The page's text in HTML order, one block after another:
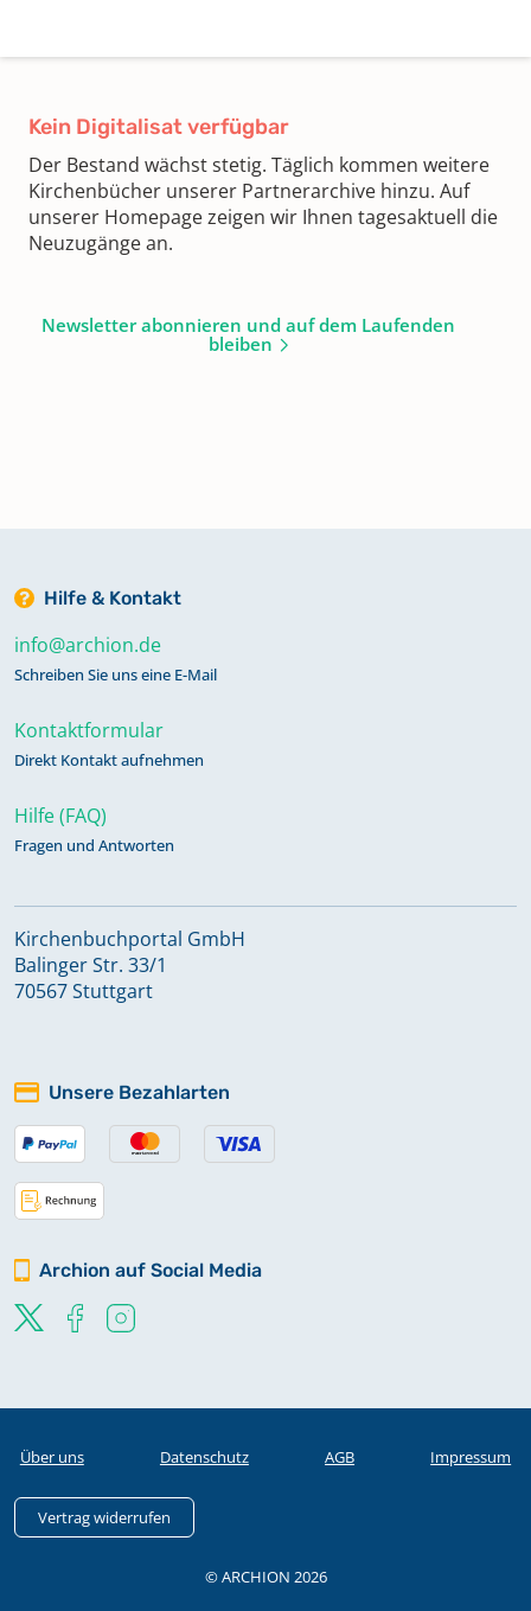
Kein Digitalisat verfügbar
Der Bestand wächst stetig. Täglich kommen weitere
Kirchenbücher unserer Partnerarchive hinzu. Auf
unserer Homepage zeigen wir Ihnen tagesaktuell die
Neuzugänge an.
Newsletter abonnieren und auf dem Laufenden
bleiben
Hilfe & Kontakt
info@archion.de
Schreiben Sie uns eine E-Mail
Kontaktformular
Direkt Kontakt aufnehmen
Hilfe (FAQ)
Fragen und Antworten
Kirchenbuchportal GmbH
Balinger Str. 33/1
70567 Stuttgart
Unsere Bezahlarten
Archion auf Social Media
Über uns Datenschutz AGB Impressum
Vertrag widerrufen
© ARCHION 2026